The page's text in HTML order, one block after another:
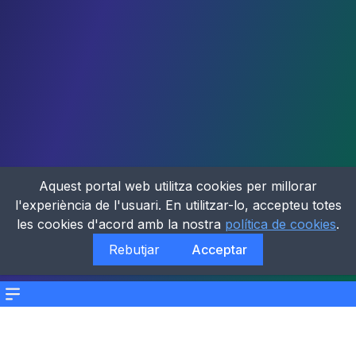
Menu
Aquest portal web utilitza cookies per millorar
l'experiència de l'usuari. En utilitzar-lo, accepteu totes
les cookies d'acord amb la nostra política de cookies.
Rebutjar
Acceptar